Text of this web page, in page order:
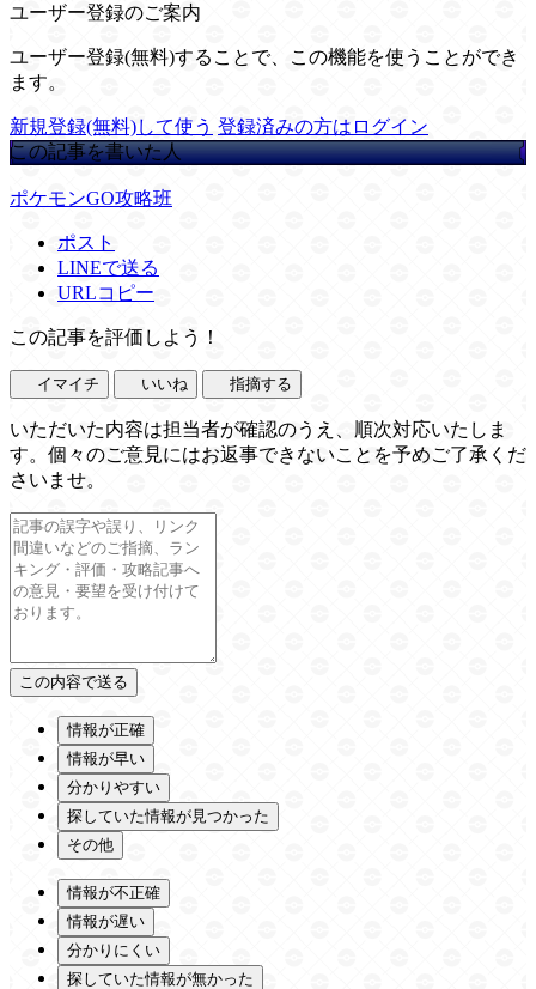
ユーザー登録のご案内
ユーザー登録(無料)することで、この機能を使うことができ
ます。
新規登録(無料)して使う 登録済みの方はログイン
この記事を書いた人
ポケモンGO攻略班
ポスト
LINEで送る
URLコピー
この記事を評価しよう！
イマイチ いいね 指摘する
いただいた内容は担当者が確認のうえ、順次対応いたしま
す。個々のご意見にはお返事できないことを予めご了承くだ
さいませ。
情報が正確
情報が早い
分かりやすい
探していた情報が見つかった
その他
情報が不正確
情報が遅い
分かりにくい
探していた情報が無かった